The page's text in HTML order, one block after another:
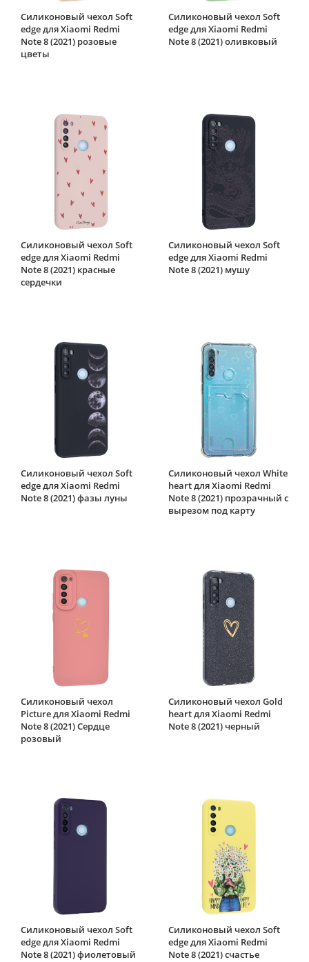
Силиконовый чехол Soft
edge для Xiaomi Redmi
Note 8 (2021) розовые
цветы
Силиконовый чехол Soft
edge для Xiaomi Redmi
Note 8 (2021) оливковый
Силиконовый чехол Soft
edge для Xiaomi Redmi
Note 8 (2021) красные
сердечки
Силиконовый чехол Soft
edge для Xiaomi Redmi
Note 8 (2021) мушу
Силиконовый чехол Soft
edge для Xiaomi Redmi
Note 8 (2021) фазы луны
Силиконовый чехол White
heart для Xiaomi Redmi
Note 8 (2021) прозрачный с
вырезом под карту
Силиконовый чехол
Picture для Xiaomi Redmi
Note 8 (2021) Сердце
розовый
Силиконовый чехол Gold
heart для Xiaomi Redmi
Note 8 (2021) черный
Силиконовый чехол Soft
edge для Xiaomi Redmi
Note 8 (2021) фиолетовый
Силиконовый чехол Soft
edge для Xiaomi Redmi
Note 8 (2021) счастье